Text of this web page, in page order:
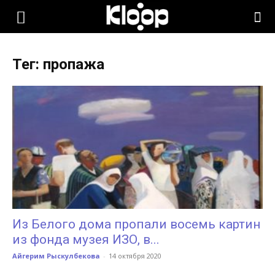
KLOOP.KG
Кыргызстана
Тег: пропажа
Из Белого дома пропали восемь картин
из фонда музея ИЗО, в...
Айгерим Рыскулбекова - 14 октября 2020